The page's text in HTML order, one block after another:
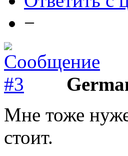
−
Мне тоже
стоит.